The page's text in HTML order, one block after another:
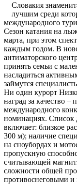
Словакия
лучшим среди
международного
Сезон катания на
марта, при этом
каждым годом. В
антиматорского
принять семьи с
насладиться
займутся
Ни один курорт
наград за качество –
международного
номинациях. Список
включает: близкое
300 м); наличие
на сноубордах и
пропускную
считывающей
сложности общей
противоснеговыми и